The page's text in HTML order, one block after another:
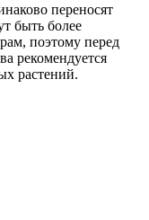
переносят
быть более
поэтому перед
рекомендуется
растений.